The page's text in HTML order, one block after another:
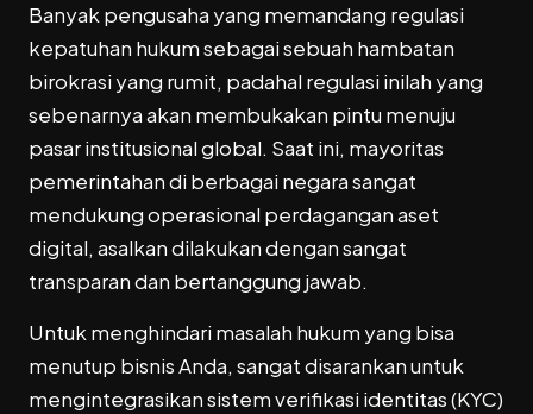
Banyak pengusaha yang memandang regulasi
kepatuhan hukum sebagai sebuah hambatan
birokrasi yang rumit, padahal regulasi inilah yang
sebenarnya akan membukakan pintu menuju
pasar institusional global. Saat ini, mayoritas
pemerintahan di berbagai negara sangat
mendukung operasional perdagangan aset
digital, asalkan dilakukan dengan sangat
transparan dan bertanggung jawab.
Untuk menghindari masalah hukum yang bisa
menutup bisnis Anda, sangat disarankan untuk
mengintegrasikan sistem verifikasi identitas (KYC)